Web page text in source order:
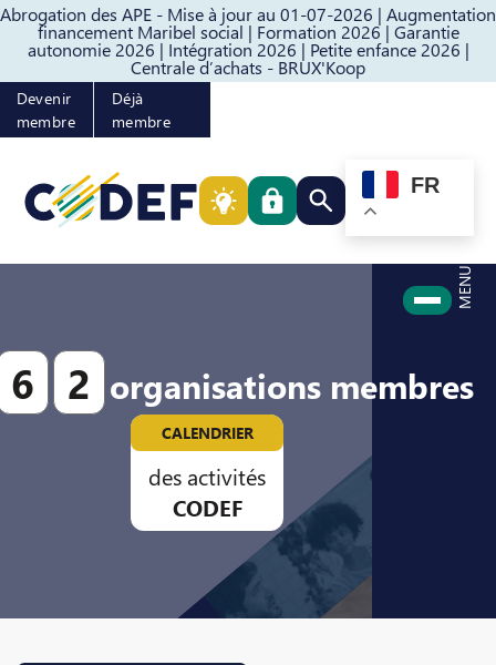
Abrogation des APE - Mise à jour au 01-07-2026 | Augmentation
financement Maribel social | Formation 2026 | Garantie
autonomie 2026 | Intégration 2026 | Petite enfance 2026 |
Centrale d’achats - BRUX'Koop
Passer au contenuPasser au pied de page
Devenir
membre
Déjà
membre
Rechercher quelque
FR
MENU
6 2 organisations membres
CALENDRIER
des activités
CODEF